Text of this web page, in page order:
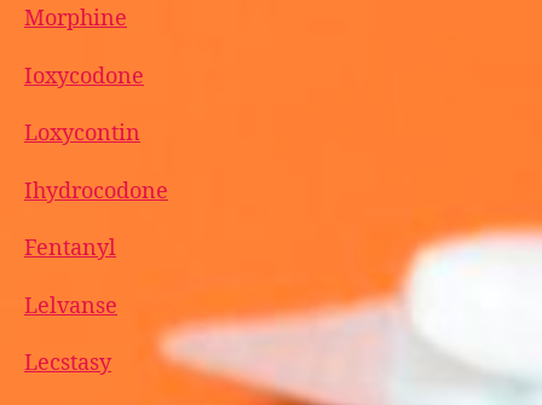
Morphine
Ioxycodone
Loxycontin
Ihydrocodone
Fentanyl
Lelvanse
Lecstasy